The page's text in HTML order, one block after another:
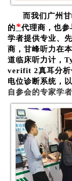
而我们广州
的*代理商，也
学者提供专业、
商，甘峰听力在
道临床听力计，
verifit 2真耳分
电位诊断系统，
自参会的专家学